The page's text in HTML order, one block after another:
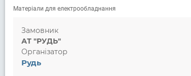
Матеріали для електрообладнання
Замовник
АТ "РУДЬ"
Організатор
Рудь